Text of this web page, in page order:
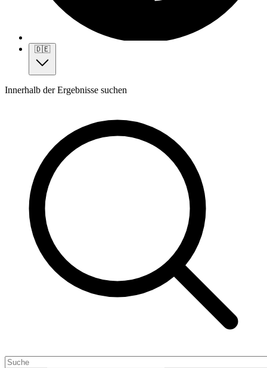
🇩🇪
Innerhalb der Ergebnisse suchen